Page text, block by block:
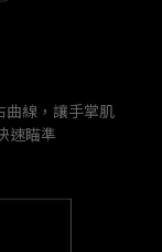
曲線，讓手掌肌
速瞄準